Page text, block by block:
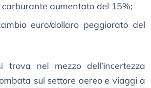
carburante aumentato del 15%;
euro/dollaro peggiorato del
trova nel mezzo dell’incertezza
sul settore aereo e viaggi a